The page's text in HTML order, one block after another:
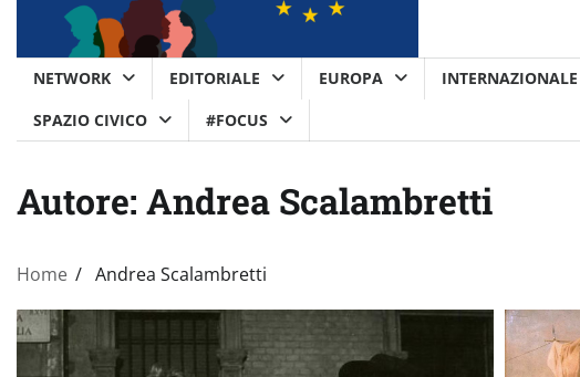
NETWORK EDITORIALE EUROPA INTERNAZIONALE
SPAZIO CIVICO
#FOCUS
Autore: Andrea Scalambretti
Home Andrea Scalambretti